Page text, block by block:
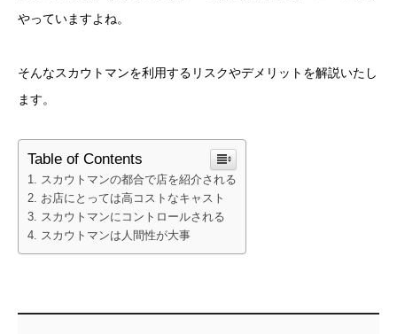
やっていますよね。
そんなスカウトマンを利用するリスクやデメリットを解説いたし
ます。
Table of Contents
スカウトマンの都合で店を紹介される
お店にとっては高コストなキャスト
スカウトマンにコントロールされる
スカウトマンは人間性が大事